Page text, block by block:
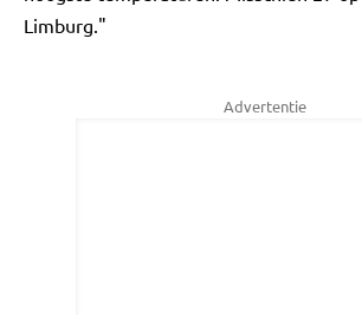
Limburg."
Advertentie